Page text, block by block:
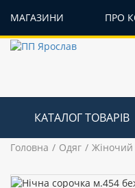
МАГАЗИНИ ПРО
КАТАЛОГ ТОВАРІВ
Головна Одяг Жіночий